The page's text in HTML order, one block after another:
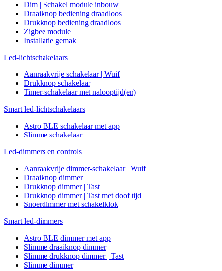
Dim | Schakel module inbouw
Draaiknop bediening draadloos
Drukknop bediening draadloos
Zigbee module
Installatie gemak
Led-lichtschakelaars
Aanraakvrije schakelaar | Wuif
Drukknop schakelaar
Timer-schakelaar met nalooptijd(en)
Smart led-lichtschakelaars
Astro BLE schakelaar met app
Slimme schakelaar
Led-dimmers en controls
Aanraakvrije dimmer-schakelaar | Wuif
Draaiknop dimmer
Drukknop dimmer | Tast
Drukknop dimmer | Tast met doof tijd
Snoerdimmer met schakelklok
Smart led-dimmers
Astro BLE dimmer met app
Slimme draaiknop dimmer
Slimme drukknop dimmer | Tast
Slimme dimmer